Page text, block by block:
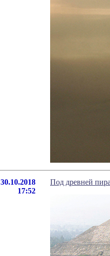
30.10.2018
17:52
Под древней